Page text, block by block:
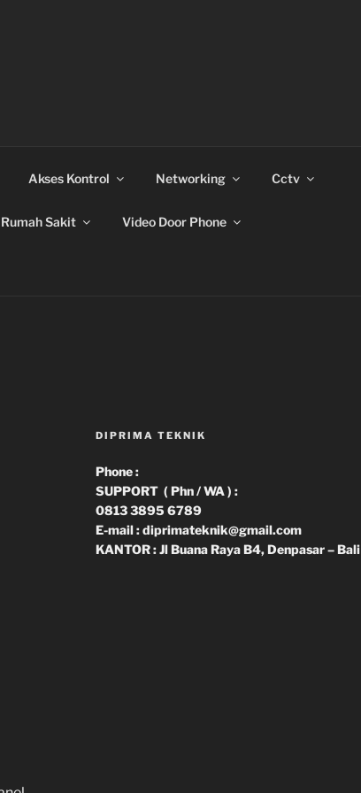
Akses Kontrol Networking Cctv
Sakit Video Door Phone
DIPRIMA TEKNIK
Phone :
SUPPORT ( Phn / WA ) :
0813 3895 6789
E-mail : diprimateknik@gmail.com
KANTOR : Jl Buana Raya B4, Denpasar – Bali